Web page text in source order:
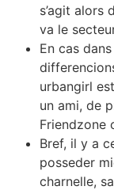
s’agit alors
va le
En cas
urbangirl
un ami, de
Friendzone
Bref, il y a
posseder
charnelle,